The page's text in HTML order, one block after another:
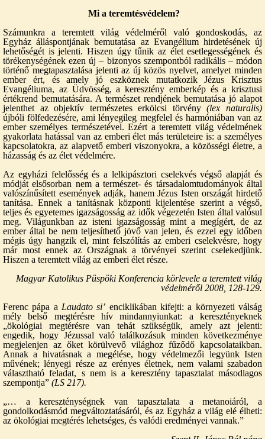
Mi a teremtésvédelem?
Számunkra a teremtett világ védelméről való gondoskodás, az
Egyház álláspontjának bemutatása az Evangélium hirdetésének új
lehetőségét is jelenti. Hiszen úgy tűnik az élet esetlegességének és
törékenységének ezen új – bizonyos szempontból radikális – módon
történő megtapasztalása jelenti az új közös nyelvet, amelyet minden
ember ért, és amely jó eszköznek mutatkozik Jézus Krisztus
Evangéliuma, az Üdvösség, a keresztény emberkép és a krisztusi
értékrend bemutatására. A természet rendjének bemutatása jó alapot
jelenthet az objektív természetes erkölcsi törvény(lex naturalis)
újbóli fölfedezésére, ami lényegileg megfelel és harmóniában van az
ember személyes természetével. Ezért a teremtett világ védelmének
gyakorlata hatással van az emberi élet más területeire is: a személyes
kapcsolatokra, az alapvető emberi viszonyokra, a közösségi életre, a
házasság és az élet védelmére.
Az egyházi felelősség és a lelkipásztori cselekvés végső alapját és
módját elsősorban nem a természet- és társadalomtudományok által
valószínűsített események adják, hanem Jézus Isten országát hirdető
tanítása. Ennek a tanításnak központi kijelentése szerint a végső,
teljes és egyetemes igazságosság az idők végezetén Isten által valósul
meg. Világunkban az isteni igazságosság mint a megígért, de az
ember által be nem teljesíthető jövő van jelen, és ezzel egy időben
mégis úgy hangzik el, mint felszólítás az emberi cselekvésre, hogy
már most ennek az Országnak a törvényei szerint cselekedjünk.
Hiszen a teremtett világ az emberi élet része.
Magyar Katolikus Püspöki Konferencia körlevele a teremtett világ
védelméről 2008, 128-129.
Ferenc pápa a Laudato si’ enciklikában kifejti: a környezeti válság
mély belső megtérésre hív mindannyiunkat: a keresztényeknek
„ökológiai megtérésre van tehát szükségük, amely azt jelenti:
engedik, hogy Jézussal való találkozásuk minden következménye
megjelenjen az őket körülvevő világhoz fűződő kapcsolataikban.
Annak a hivatásnak a megélése, hogy védelmezői legyünk Isten
művének; lényegi része az erényes életnek, nem valami szabadon
választható feladat, s nem is a keresztény tapasztalat másodlagos
szempontja” (LS 217).
„… a kereszténységnek van tapasztalata a metanoiáról, a
gondolkodásmód megváltoztatásáról, és az Egyház a világ elé élheti:
az ökológiai megtérés lehetséges, és valódi eredményei vannak.”